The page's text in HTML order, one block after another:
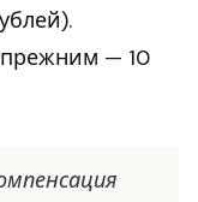
— 10